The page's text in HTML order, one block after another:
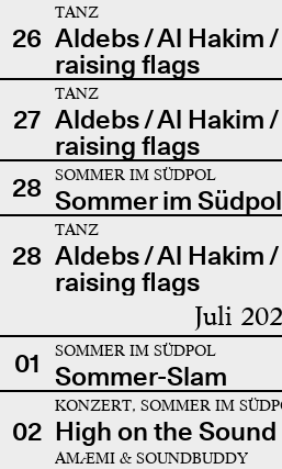
26
TANZ
Aldebs / Al Hakim
raising flags
27
TANZ
Aldebs / Al Hakim
raising flags
28
SOMMER IM SÜDPOL
Sommer im
28
TANZ
Aldebs / Al Hakim
raising flags
Juli
01 SOMMER IM SÜDPOL
Sommer-Slam
02
KONZERT, SOMMER IM
High on the Sound
AMÆMI & SOUNDBUDDY